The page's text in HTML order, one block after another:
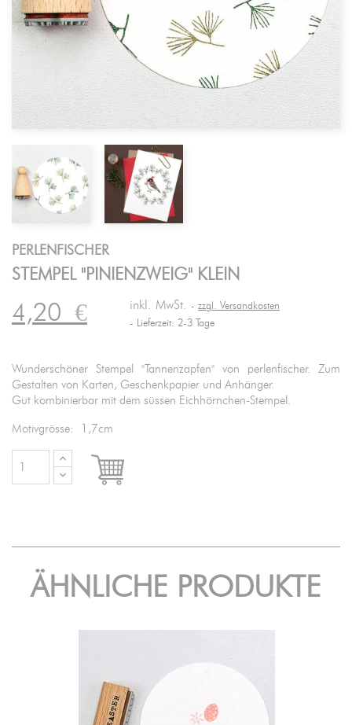
PERLENFISCHER
STEMPEL "PINIENZWEIG" KLEIN
4,20€ inkl. MwSt.
zzgl. Versandkosten
Lieferzeit: 2-3 Tage
Wunderschöner Stempel "Tannenzapfen" von perlenfischer. Zum
Gestalten von Karten, Geschenkpapier und Anhänger.
Gut kombinierbar mit dem süssen Eichhörnchen-Stempel.
Motivgrösse: 1,7cm

ÄHNLICHE PRODUKTE